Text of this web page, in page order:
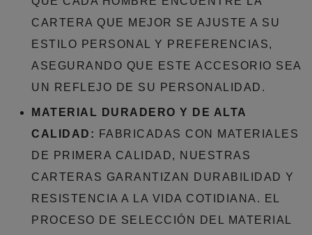
CARTERA QUE MEJOR SE AJUSTE A SU
ESTILO PERSONAL Y PREFERENCIAS,
ASEGURANDO QUE ESTE ACCESORIO SEA
UN REFLEJO DE SU PERSONALIDAD.
MATERIAL DURADERO Y DE ALTA
CALIDAD:
FABRICADAS CON MATERIALES
DE PRIMERA CALIDAD, NUESTRAS
CARTERAS GARANTIZAN DURABILIDAD Y
RESISTENCIA A LA VIDA COTIDIANA. EL
PROCESO DE SELECCIÓN DEL MATERIAL